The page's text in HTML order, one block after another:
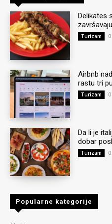
Delikates
Turizam
Airbnb
rastu tri
Turizam
Da li je
dobar
Turizam
Popularne kategorije